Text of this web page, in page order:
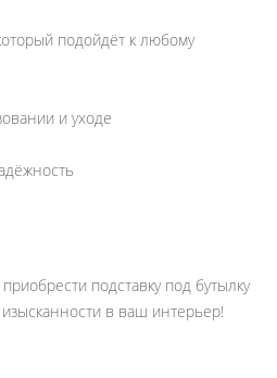
подойдёт к любому
и уходе
подставку под бутылку
в ваш интерьер!